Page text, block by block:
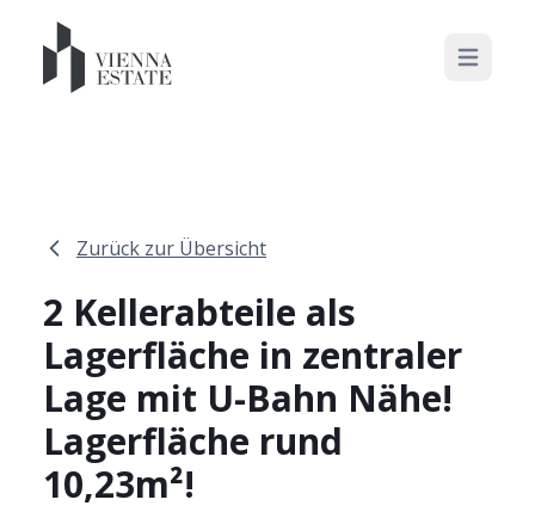
Open
Zurück zur Übersicht
2 Kellerabteile als
Lagerfläche in zentraler
Lage mit U-Bahn Nähe!
Lagerfläche rund
10,23m²!